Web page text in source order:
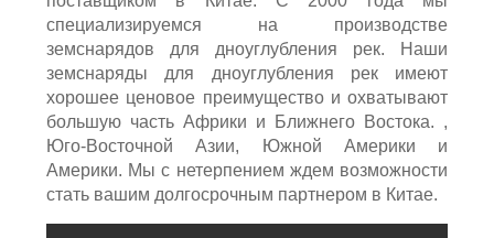
специализируемся на производстве
земснарядов для дноуглубления рек. Наши
земснаряды для дноуглубления рек имеют
хорошее ценовое преимущество и охватывают
большую часть Африки и Ближнего Востока. ,
Юго-Восточной Азии, Южной Америки и
Америки. Мы с нетерпением ждем возможности
стать вашим долгосрочным партнером в Китае.